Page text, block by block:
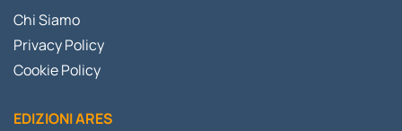
Chi Siamo
Privacy Policy
Cookie Policy
EDIZIONI ARES